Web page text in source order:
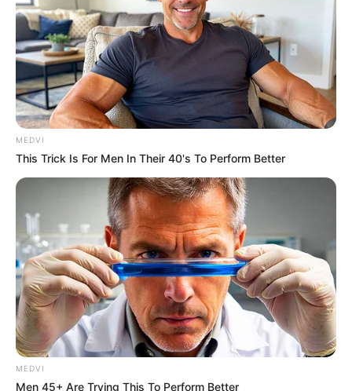
MEDVI
This Trick Is For Men In Their 40's To Perform Better
MEDVI
Men 45+ Are Trying This To Perform Better